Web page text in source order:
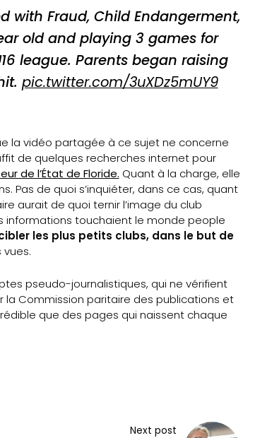
with Fraud, Child Endangerment,
old and playing 3 games for
league. Parents began raising
pic.twitter.com/3uXDz5mUY9
la vidéo partagée à ce sujet ne concerne
de quelques recherches internet pour
de l’État de Floride. Quant à la charge, elle
Pas de quoi s’inquiéter, dans ce cas, quant
aurait de quoi ternir l’image du club
informations touchaient le monde people
les plus petits clubs, dans le but de
pseudo-journalistiques, qui ne vérifient
la Commission paritaire des publications et
que des pages qui naissent chaque
Next post